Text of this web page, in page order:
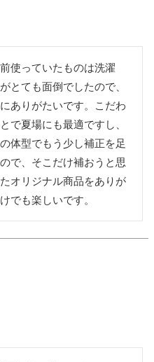
使っていたものは洗濯
とても面倒でしたので、
ありがたいです。こだわ
で夏場にも最適ですし、
体型でもう少し補正を足
で、そこだけ補おうと思
オリジナル商品をありが
でも楽しいです。